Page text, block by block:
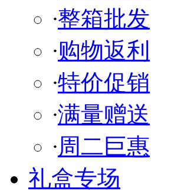
·整箱批发
·购物返利
·特价促销
·满量赠送
·周二巨惠
礼盒专场